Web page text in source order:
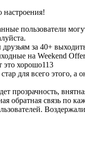
настроения!
пользователи
за 40+
на Weekend
это хорошо113
для всего этого, а
прозрачность,
обратная связь по